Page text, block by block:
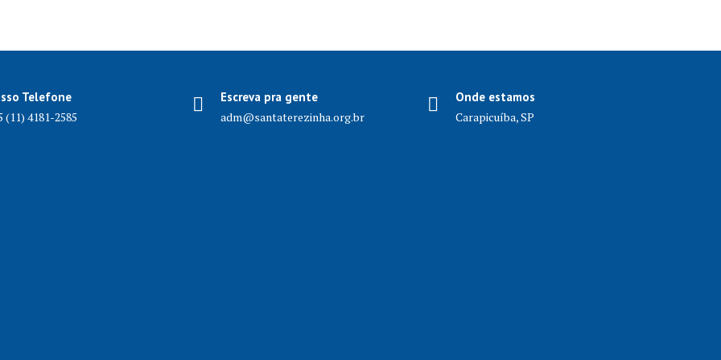
Telefone
(11) 4181-2585
Escreva pra gente
adm@santaterezinha.org.br
Onde estamos
Carapicuíba, SP